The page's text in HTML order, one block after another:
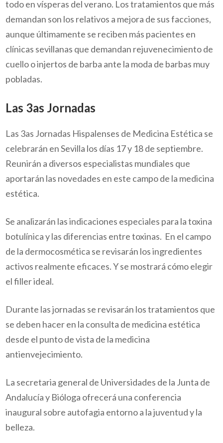
todo en vísperas del verano. Los tratamientos que más
demandan son los relativos a mejora de sus facciones,
aunque últimamente se reciben más pacientes en
clínicas sevillanas que demandan rejuvenecimiento de
cuello o injertos de barba ante la moda de barbas muy
pobladas.
Las 3as Jornadas
Las 3as Jornadas Hispalenses de Medicina Estética se
celebrarán en Sevilla los días 17 y 18 de septiembre.
Reunirán a diversos especialistas mundiales que
aportarán las novedades en este campo de la medicina
estética.
Se analizarán las indicaciones especiales para la toxina
botulínica y las diferencias entre toxinas. En el campo
de la dermocosmética se revisarán los ingredientes
activos realmente eficaces. Y se mostrará cómo elegir
el filler ideal.
Durante las jornadas se revisarán los tratamientos que
se deben hacer en la consulta de medicina estética
desde el punto de vista de la medicina
antienvejecimiento.
La secretaria general de Universidades de la Junta de
Andalucía y Bióloga ofrecerá una conferencia
inaugural sobre autofagia entorno a la juventud y la
belleza.